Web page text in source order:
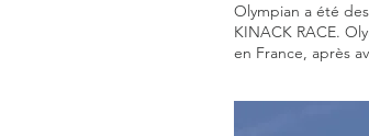
Olympian a été
KINACK RACE.
en France, après